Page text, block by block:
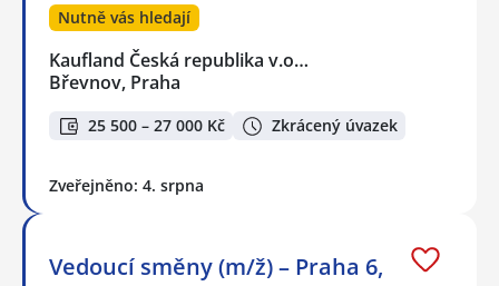
Nutně vás hledají
Kaufland Česká republika v.o…
Břevnov, Praha
25 500 – 27 000 Kč Zkrácený úvazek
Zveřejněno: 4. srpna
Vedoucí směny (m/ž) – Praha 6,